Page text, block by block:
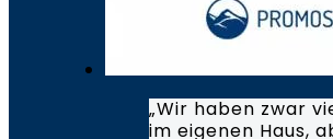
„Wir haben zwar
im eigenen Haus,